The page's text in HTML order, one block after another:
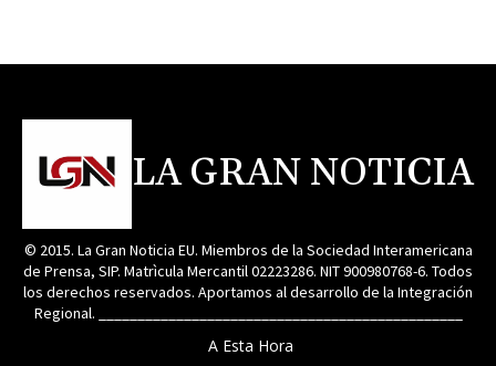
LA GRAN NOTICIA
© 2015. La Gran Noticia EU. Miembros de la Sociedad Interamericana
de Prensa, SIP. Matrìcula Mercantil 02223286. NIT 900980768-6. Todos
los derechos reservados. Aportamos al desarrollo de la Integración
Regional. _______________________________________________
A Esta Hora